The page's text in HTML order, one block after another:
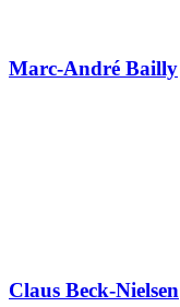
Marc-André Bailly
Claus Beck-Nielsen